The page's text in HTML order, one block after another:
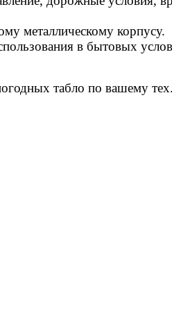
металлическому корпусу.
в бытовых
табло по вашему